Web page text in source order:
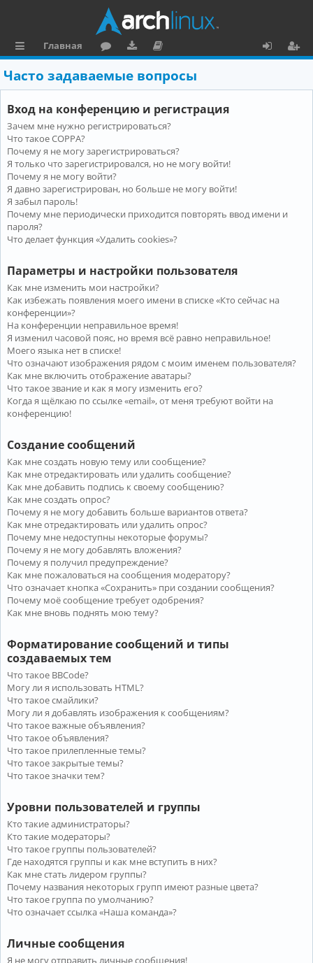
ы
л
к
и
Главная
ру
м
ру
зк
и
ку
м
е
н
та
ц
и
я
о
и
Часто задаваемые вопросы
Вход на конференцию и регистрация
Зачем мне нужно регистрироваться?
Что такое COPPA?
Почему я не могу зарегистрироваться?
Я только что зарегистрировался, но не могу войти!
Почему я не могу войти?
Я давно зарегистрирован, но больше не могу войти!
Я забыл пароль!
Почему мне периодически приходится повторять ввод имени и
пароля?
Что делает функция «Удалить cookies»?
Параметры и настройки пользователя
Как мне изменить мои настройки?
Как избежать появления моего имени в списке «Кто сейчас на
конференции»?
На конференции неправильное время!
Я изменил часовой пояс, но время всё равно неправильное!
Моего языка нет в списке!
Что означают изображения рядом с моим именем пользователя?
Как мне включить отображение аватары?
Что такое звание и как я могу изменить его?
Когда я щёлкаю по ссылке «email», от меня требуют войти на
конференцию!
Создание сообщений
Как мне создать новую тему или сообщение?
Как мне отредактировать или удалить сообщение?
Как мне добавить подпись к своему сообщению?
Как мне создать опрос?
Почему я не могу добавить больше вариантов ответа?
Как мне отредактировать или удалить опрос?
Почему мне недоступны некоторые форумы?
Почему я не могу добавлять вложения?
Почему я получил предупреждение?
Как мне пожаловаться на сообщения модератору?
Что означает кнопка «Сохранить» при создании сообщения?
Почему моё сообщение требует одобрения?
Как мне вновь поднять мою тему?
Форматирование сообщений и типы
создаваемых тем
Что такое BBCode?
Могу ли я использовать HTML?
Что такое смайлики?
Могу ли я добавлять изображения к сообщениям?
Что такое важные объявления?
Что такое объявления?
Что такое прилепленные темы?
Что такое закрытые темы?
Что такое значки тем?
Уровни пользователей и группы
Кто такие администраторы?
Кто такие модераторы?
Что такое группы пользователей?
Где находятся группы и как мне вступить в них?
Как мне стать лидером группы?
Почему названия некоторых групп имеют разные цвета?
Что такое группа по умолчанию?
Что означает ссылка «Наша команда»?
Личные сообщения
Я не могу отправить личные сообщения!